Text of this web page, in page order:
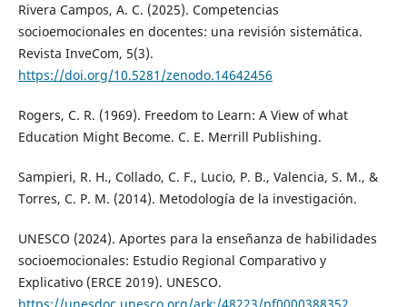
Rivera Campos, A. C. (2025). Competencias
socioemocionales en docentes: una revisión sistemática.
Revista InveCom, 5(3).
https://doi.org/10.5281/zenodo.14642456
Rogers, C. R. (1969). Freedom to Learn: A View of what
Education Might Become. C. E. Merrill Publishing.
Sampieri, R. H., Collado, C. F., Lucio, P. B., Valencia, S. M., &
Torres, C. P. M. (2014). Metodología de la investigación.
UNESCO (2024). Aportes para la enseñanza de habilidades
socioemocionales: Estudio Regional Comparativo y
Explicativo (ERCE 2019). UNESCO.